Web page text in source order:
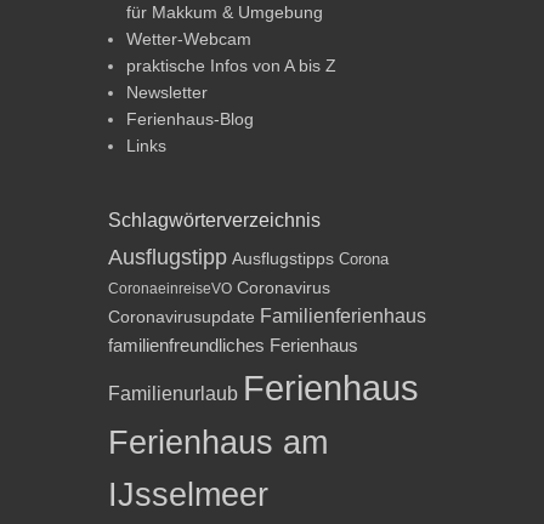
für Makkum & Umgebung
Wetter-Webcam
praktische Infos von A bis Z
Newsletter
Ferienhaus-Blog
Links
Schlagwörterverzeichnis
Ausflugstipp Ausflugstipps Corona
CoronaeinreiseVO Coronavirus
Coronavirusupdate Familienferienhaus
familienfreundliches Ferienhaus
Familienurlaub Ferienhaus
Ferienhaus am
IJsselmeer